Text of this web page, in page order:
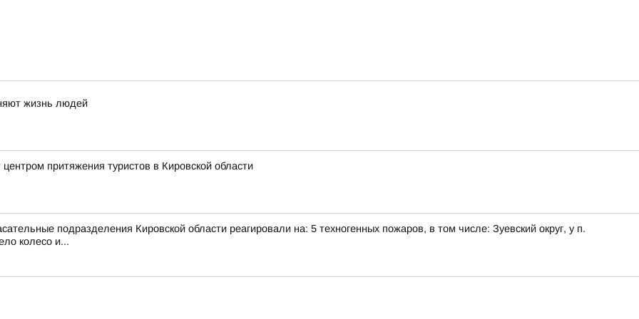
жизнь людей
притяжения туристов в Кировской области
подразделения Кировской области реагировали на: 5 техногенных пожаров, в том числе: Зуевский округ, у п.
колесо и...